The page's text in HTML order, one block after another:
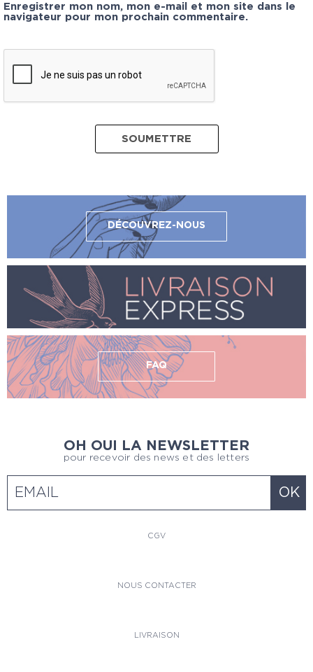
Enregistrer mon nom, mon e-mail et mon site dans le
navigateur pour mon prochain commentaire.
DÉCOUVREZ-NOUS
FAQ
OH OUI LA NEWSLETTER
pour recevoir des news et des letters
CGV
NOUS CONTACTER
LIVRAISON